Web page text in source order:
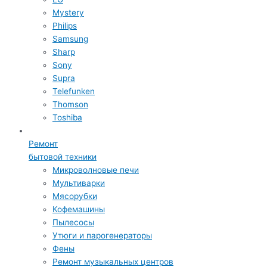
Mystery
Philips
Samsung
Sharp
Sony
Supra
Telefunken
Thomson
Toshiba
Ремонт
бытовой техники
Микроволновые печи
Мультиварки
Мясорубки
Кофемашины
Пылесосы
Утюги и парогенераторы
Фены
Ремонт музыкальных центров